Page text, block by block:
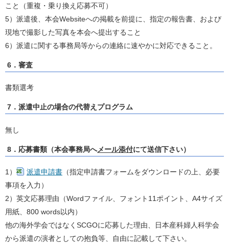
こと（重複・乗り換え応募不可）
5）派遣後、本会Websiteへの掲載を前提に、指定の報告書、および
現地で撮影した写真を本会へ提出すること
6）派遣に関する事務局等からの連絡に速やかに対応できること。
6．審査
書類選考
7．派遣中止の場合の代替えプログラム
無し
8．応募書類（本会事務局へメール添付にて送信下さい）
1） 派遣申請書 （指定申請書フォームをダウンロードの上、必要
事項を入力）
2）英文応募理由（Wordファイル、フォント11ポイント、A4サイズ
用紙、800 words以内）
他の海外学会ではなくSCGOに応募した理由、日本産科婦人科学会
から派遣の演者としての抱負等、自由に記載して下さい。